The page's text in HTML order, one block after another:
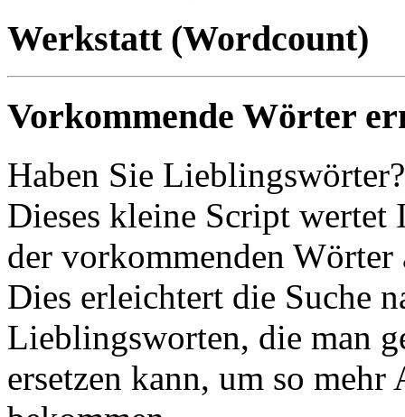
Werkstatt (Wordcount)
Vorkommende Wörter
Haben Sie Lieblingswörter?
Dieses kleine Script
der vorkommenden Wörter
Dies erleichtert die Suche
Lieblingsworten, die man
ersetzen kann, um so